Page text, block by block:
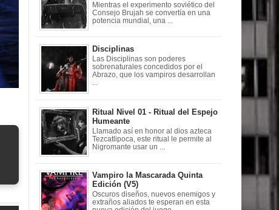
Mientras el experimento soviético del
Consejo Brujah se convertía en una
potencia mundial, una ...
Disciplinas
Las Disciplinas son poderes
sobrenaturales concedidos por el
Abrazo, que los vampiros desarrollan
Ritual Nivel 01 - Ritual del Espejo
Humeante
Llamado así en honor al dios azteca
Tezcatlipoca, este ritual le permite al
Nigromante usar un ...
Vampiro la Mascarada Quinta
Edición (V5)
Oscuros diseños, nuevos enemigos y
extraños aliados te esperan en esta